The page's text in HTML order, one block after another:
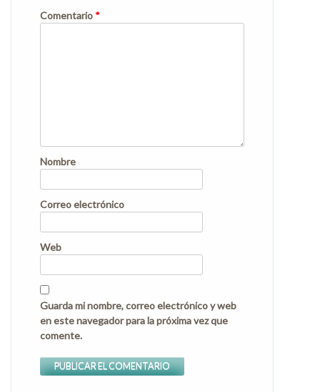
Comentario *
Nombre
Correo electrónico
Web
Guarda mi nombre, correo electrónico y web
en este navegador para la próxima vez que
comente.